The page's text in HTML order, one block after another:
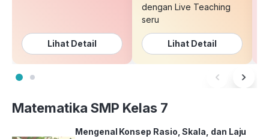
Lihat Detail
dengan Live Teaching
seru
Lihat Detail
Matematika SMP Kelas 7
Mengenal Konsep Rasio, Skala, dan Laju